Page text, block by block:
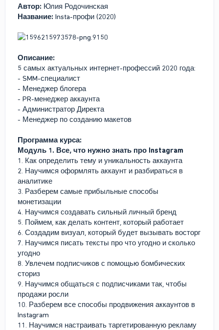
Автор: Юлия Родочинская
Название: Insta-профи (2020)
Описание:
5 самых актуальных интернет-профессий 2020 года:
- SMM-специалист
- Менеджер блогера
- PR-менеджер аккаунта
- Администратор Директа
- Менеджер по созданию макетов
Программа курса:
Модуль 1. Все, что нужно знать про Instagram
1. Как определить тему и уникальность аккаунта
2. Научимся оформлять аккаунт и разбираться в
аналитике
3. Разберем самые прибыльные способы
монетизации
4. Научимся создавать сильный личный бренд
5. Поймем, как делать контент, который работает
6. Создадим визуал, который будет вызывать восторг
7. Научимся писать тексты про что угодно и сколько
угодно
8. Увлечем подписчиков с помощью бомбических
сториз
9. Научимся общаться с подписчиками так, чтобы
продажи росли
10. Разберем все способы продвижения аккаунтов в
Instagram
11. Научимся настраивать таргетированную рекламу